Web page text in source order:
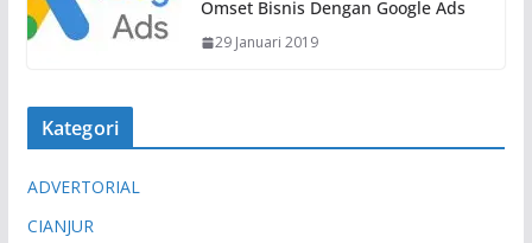
Omset Bisnis Dengan Google Ads
29 Januari 2019
Kategori
ADVERTORIAL
CIANJUR